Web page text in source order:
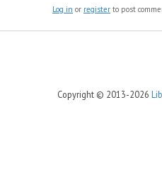
Log in or register to post
Copyright © 2013-2026